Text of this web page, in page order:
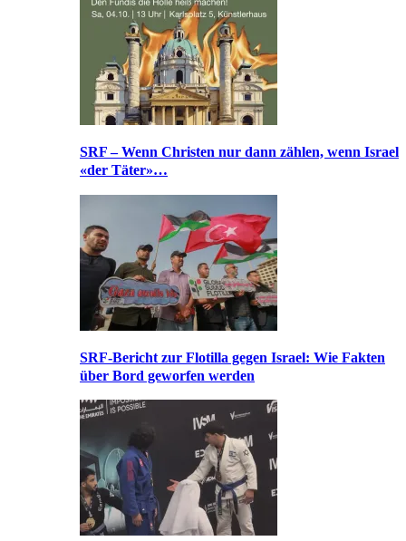
SRF – Wenn Christen nur dann zählen, wenn Israel
«der Täter»…
SRF-Bericht zur Flotilla gegen Israel: Wie Fakten
über Bord geworfen werden